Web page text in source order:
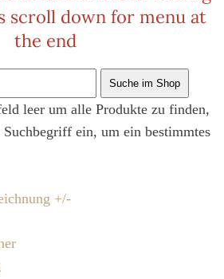
scroll down for menu at
the end
leer um alle Produkte zu finden,
Suchbegriff ein, um ein bestimmtes
+/-